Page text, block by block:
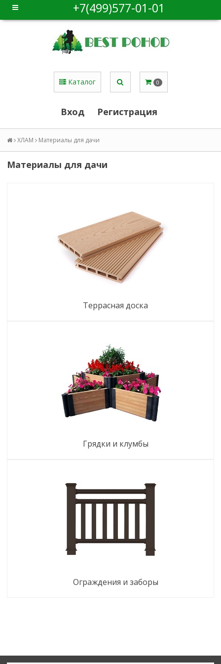
+7(499)577-01-01
Каталог 0
Вход Регистрация
ХЛАМ Материалы для дачи
Материалы для дачи
террасная доска
грядки и клумбы
ограждения и заборы